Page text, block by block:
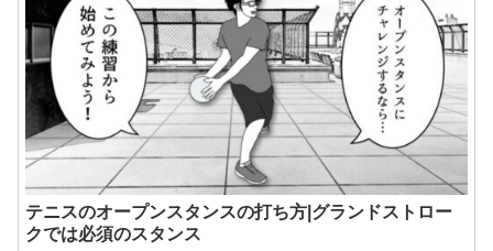
テニスのオープンスタンスの打ち方|グランドストロー
クでは必須のスタンス